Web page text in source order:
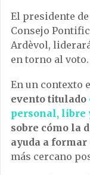
El presidente
Consejo
Ardèvol,
en torno al voto.
En un contexto
evento titulado
personal, libre
sobre cómo la
ayuda a
más cercano